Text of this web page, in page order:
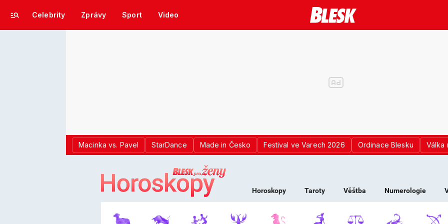
Celebrity Zprávy Sport Video
Macinka vs. Pavel StarDance Made in Česko Festival ve Varech 2026 Ordinace Blesku Válka
LOGO BLESK PRO ŽENY -
Horoskopy Taroty Věštba Numerologie